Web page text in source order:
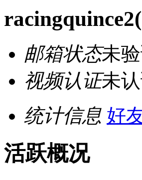
racingquince2
邮箱状态未
视频认证未
统计信息 好
活跃概况